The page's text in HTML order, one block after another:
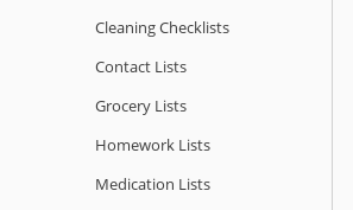
Cleaning Checklists
Contact Lists
Grocery Lists
Homework Lists
Medication Lists